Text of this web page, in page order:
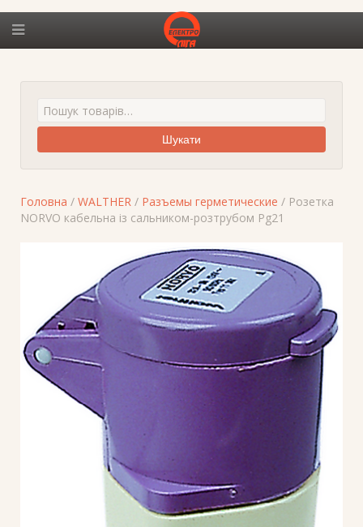
Шукати
Головна / WALTHER / Разъемы герметические / Розетка
NORVO кабельна із сальником-розтрубом Pg21